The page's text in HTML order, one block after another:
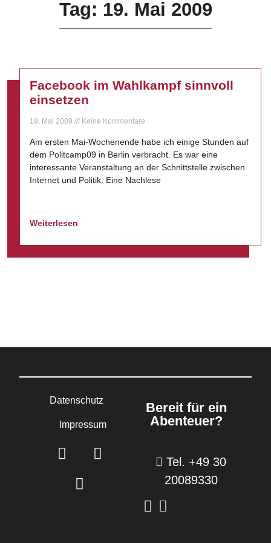
Tag: 19. Mai 2009
Facebook im Wahlkampf sinnvoll
einsetzen
19. Mai 2009 Keine Kommentare
Am ersten Mai-Wochenende habe ich einige Stunden auf
dem Politcamp09 in Berlin verbracht. Es war eine
interessante Veranstaltung an der Schnittstelle zwischen
Internet und Politik. Eine Nachlese
Weiterlesen
Datenschutz
Impressum
Bereit für ein
Abenteuer?
Tel. +49 30
20089330